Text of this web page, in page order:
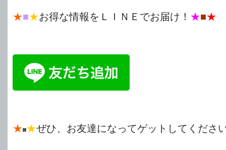
★■★お得な情報をＬＩＮＥでお届け！ ★■★
★ ★ぜひ、お友達になってゲットしてくださ